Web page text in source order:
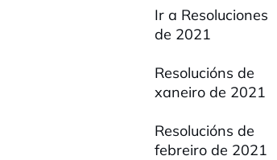
Ir a Resoluciones
de 2021
Resolucións de
xaneiro de 2021
Resolucións de
febreiro de 2021